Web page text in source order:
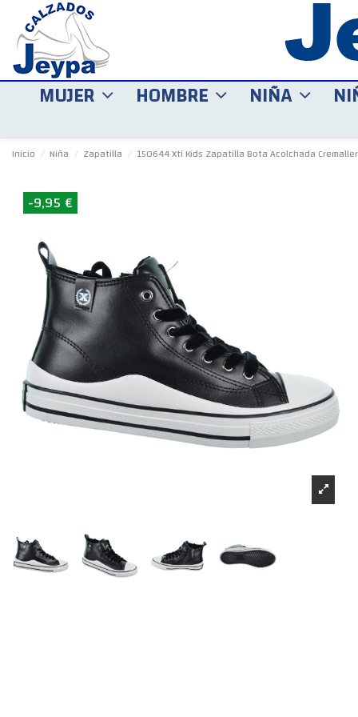
MUJER HOMBRE NIÑA
Inicio Niña Zapatilla 150644 Xti Kids Zapatilla Bota Acolchada
-9,95 €